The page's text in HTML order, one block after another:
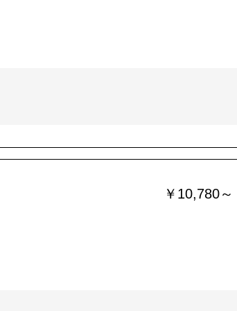
￥10,780～